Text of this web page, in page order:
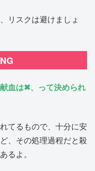
リスクは避けましょ
血は✖、って決められ
てるもので、十分に安
、その処理過程だと殺
るよ。